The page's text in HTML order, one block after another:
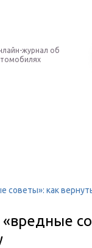
журнал об
советы»: как